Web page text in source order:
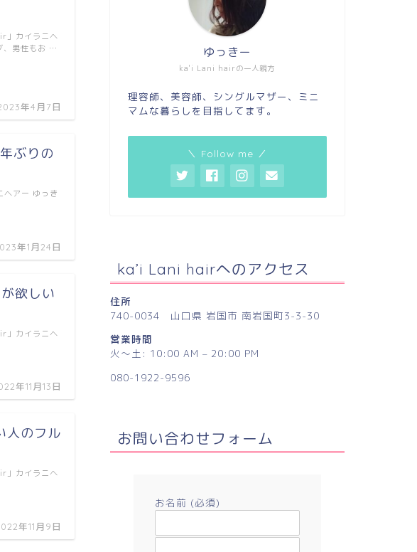
年4月7日
」カイラニヘ
、男性もお …
ぶりの
年1月24日
アー ゆっき
欲しい
年11月13日
」カイラニヘ
人のフル
年11月9日
」カイラニヘ
ka'i Lani hairの一人親方
ゆっきー
理容師、美容師、シングルマザー、ミニ
マムな暮らしを目指してます。
＼ Follow me ／
ka’i Lani hairへのアクセス
住所
740-0034 山口県 岩国市 南岩国町3-3-30
営業時間
火〜土: 10:00 AM – 20:00 PM
080-1922-9596
お問い合わせフォーム
お名前 (必須)